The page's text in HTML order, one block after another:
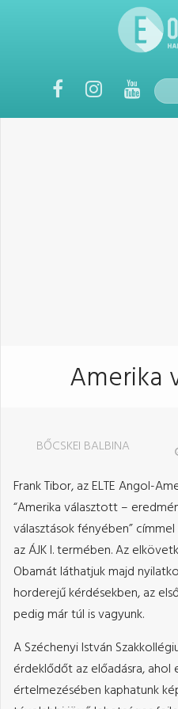
Amerika
BŐCSKEI BALBINA
Frank Tibor, az ELTE Angol-
“Amerika választott –
választások fényében”
az ÁJK I. termében. Az
Obamát láthatjuk majd
horderejű kérdésekben, az
pedig már túl is vagyunk.
A Széchenyi István
érdeklődőt az előadásra,
értelmezésében kaphatunk